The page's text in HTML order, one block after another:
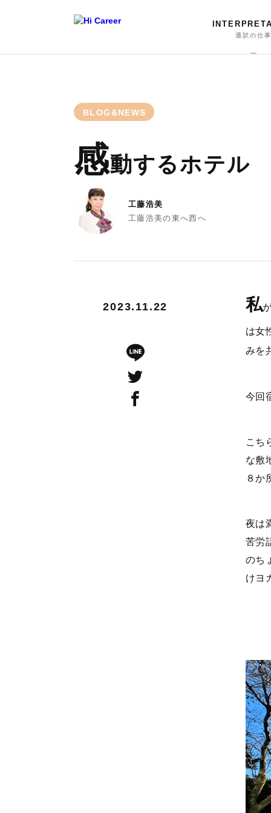
通訳の仕
BLOG&NEWS
感動するホテル
工藤浩美
工藤浩美の東へ西へ
2023.11.22 私
は女
みを
今回
こち
な敷
８か
夜は
苦労
のち
けヨ